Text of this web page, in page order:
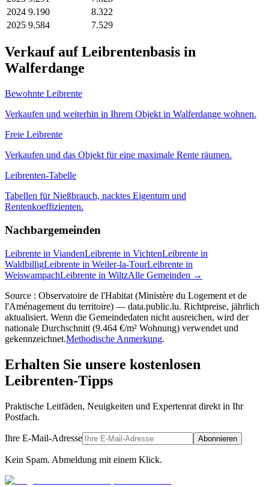
2024 9.190
8.322
2025 9.584 7.529
Verkauf auf Leibrentenbasis in
Walferdange
Bewohnte Leibrente
Verkaufen und weiterhin in Ihrem Objekt in Walferdange wohnen.
Freie Leibrente
Verkaufen und das Objekt für eine maximale Rente räumen.
Leibrenten-Tabelle
Tabellen für Nießbrauch, nacktes Eigentum und
Rentenkoeffizienten.
Nachbargemeinden
Leibrente in ViandenLeibrente in VichtenLeibrente in
WaldbilligLeibrente in Weiler-la-TourLeibrente in
WeiswampachLeibrente in WiltzAlle Gemeinden →
Source : Observatoire de l'Habitat (Ministère du Logement et de
l'Aménagement du territoire) — data.public.lu. Richtpreise, jährlich
aktualisiert. Wenn die Gemeindedaten nicht ausreichen, wird der
nationale Durchschnitt (9.464 €/m² Wohnung) verwendet und
gekennzeichnet.Methodische Anmerkung.
Erhalten Sie unsere kostenlosen
Leibrenten-Tipps
Praktische Leitfäden, Neuigkeiten und Expertenrat direkt in Ihr
Postfach.
Ihre E-Mail-Adresse Abonnieren
Kein Spam. Abmeldung mit einem Klick.